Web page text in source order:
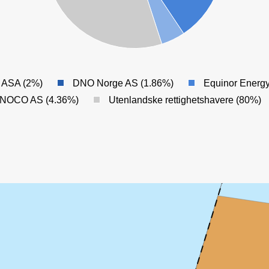
(2%) DNO Norge AS (1.86%)
Equinor
AS (4.36%)
Utenlandske rettighetshavere (80%)